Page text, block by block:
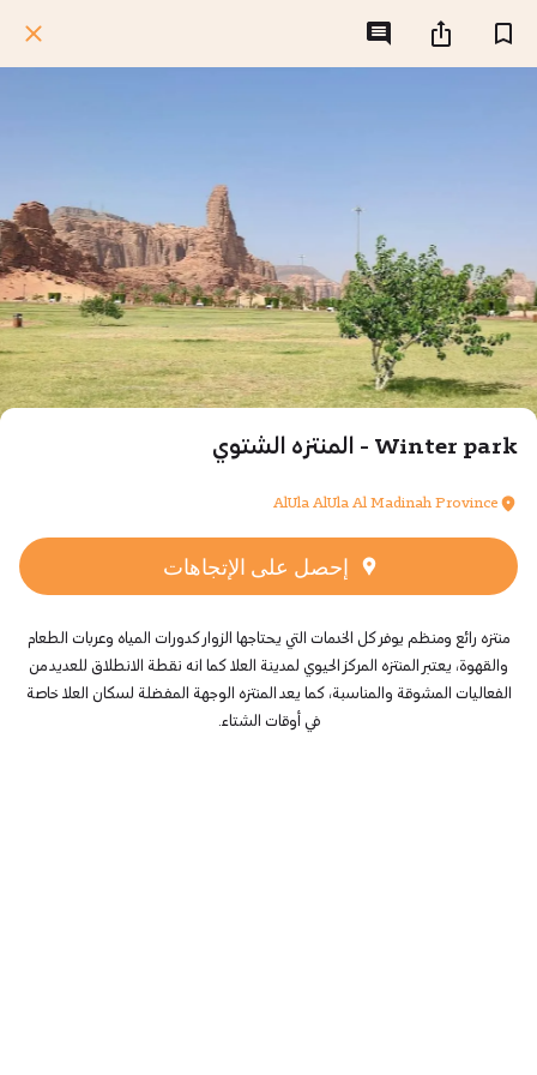
Winter park - المنتزه الشتوي
AlUla AlUla Al Madinah Province
إحصل على الإتجاهات
منتزه رائع ومنظم يوفر كل الخدمات التي يحتاجها الزوار كدورات المياه وعربات الطعام
والقهوة، يعتبر المنتزه المركز الحيوي لمدينة العلا كما انه نقطة الانطلاق للعديد من
الفعاليات المشوقة والمناسبة، كما يعد المنتزه الوجهة المفضلة لسكان العلا خاصة
في أوقات الشتاء.